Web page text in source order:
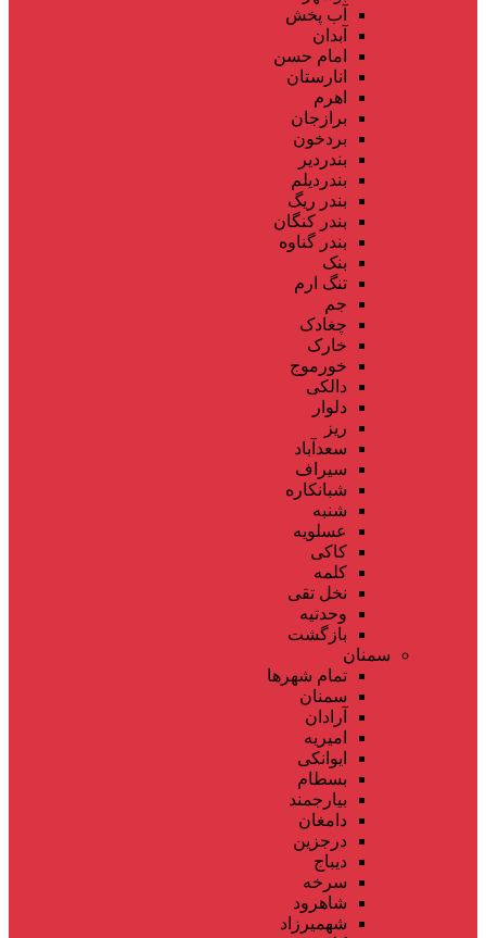
آب پخش
آبدان
امام حسن
انارستان
اهرم
برازجان
بردخون
بندردیر
بندردیلم
بندر ریگ
بندر کنگان
بندر گناوه
بنک
تنگ ارم
جم
چغادک
خارک
خورموج
دالکی
دلوار
ریز
سعدآباد
سیراف
شبانکاره
شنبه
عسلویه
کاکی
کلمه
نخل تقی
وحدتیه
بازگشت
سمنان
تمام شهر‌ها
سمنان
آرادان
امیریه
ایوانکی
بسطام
بیارجمند
دامغان
درجزین
دیباج
سرخه
شاهرود
شهمیرزاد